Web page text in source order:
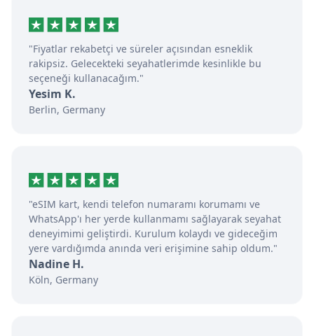
"Fiyatlar rekabetçi ve süreler açısından esneklik
rakipsiz. Gelecekteki seyahatlerimde kesinlikle bu
seçeneği kullanacağım."
Yesim K.
Berlin, Germany
"eSIM kart, kendi telefon numaramı korumamı ve
WhatsApp'ı her yerde kullanmamı sağlayarak seyahat
deneyimimi geliştirdi. Kurulum kolaydı ve gideceğim
yere vardığımda anında veri erişimine sahip oldum."
Nadine H.
Köln, Germany